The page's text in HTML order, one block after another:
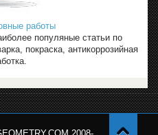
работы
популяные статьи по
покраска, антикоррозийная